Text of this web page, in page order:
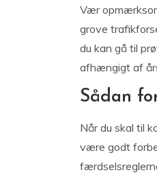
Vær
grove
du kan gå til
afhængigt af
Sådan
Når du skal til
være godt